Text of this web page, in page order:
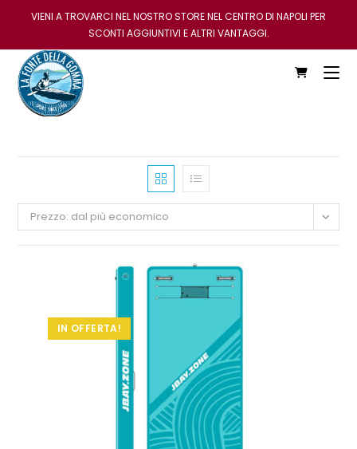
VIENI A TROVARCI NEL NOSTRO STORE NEL CENTRO DI NAPOLI PER
SCONTI AGGIUNTIVI E ALTRI VANTAGGI.
Prezzo: dal più economico
IN OFFERTA!